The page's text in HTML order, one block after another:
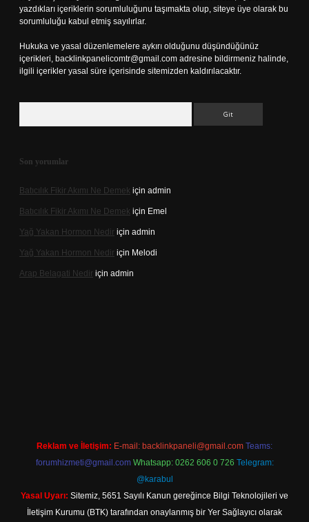
yazdıkları içeriklerin sorumluluğunu taşımakta olup, siteye üye olarak bu
sorumluluğu kabul etmiş sayılırlar.
Hukuka ve yasal düzenlemelere aykırı olduğunu düşündüğünüz
içerikleri, backlinkpanelicomtr@gmail.com adresine bildirmeniz halinde,
ilgili içerikler yasal süre içerisinde sitemizden kaldırılacaktır.
Son yorumlar
Batıcılık Fikir Akımı Ne Demek için admin
Batıcılık Fikir Akımı Ne Demek için Emel
Yağ Yakan Hormon Nedir için admin
Yağ Yakan Hormon Nedir için Melodi
Arap Belagati Nedir için admin
Reklam ve İletişim: E-mail: backlinkpaneli@gmail.com Teams:
forumhizmeti@gmail.com Whatsapp: 0262 606 0 726 Telegram:
@karabul
Yasal Uyarı: Sitemiz, 5651 Sayılı Kanun gereğince Bilgi Teknolojileri ve
İletişim Kurumu (BTK) tarafından onaylanmış bir Yer Sağlayıcı olarak